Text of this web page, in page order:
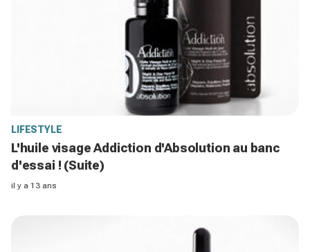
LIFESTYLE
L'huile visage Addiction d'Absolution au banc
d'essai ! (Suite)
il y a 13 ans